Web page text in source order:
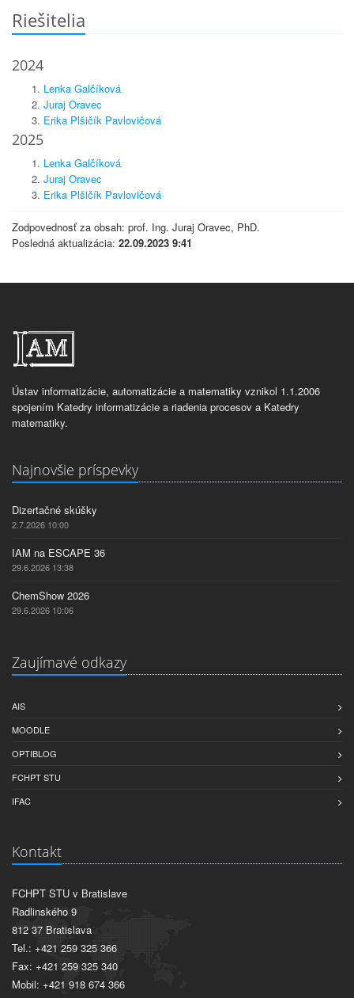
Riešitelia
2024
Lenka Galčíková
Juraj Oravec
Erika Plšičík Pavlovičová
2025
Lenka Galčíková
Juraj Oravec
Erika Plšičík Pavlovičová
Zodpovednosť za obsah: prof. Ing. Juraj Oravec, PhD.
Posledná aktualizácia: 22.09.2023 9:41
Ústav informatizácie, automatizácie a matematiky vznikol 1.1.2006
spojením Katedry informatizácie a riadenia procesov a Katedry
matematiky.
Najnovšie príspevky
Dizertačné skúšky
2.7.2026 10:00
IAM na ESCAPE 36
29.6.2026 13:38
ChemShow 2026
29.6.2026 10:06
Zaujímavé odkazy
AIS
MOODLE
OPTIBLOG
FCHPT STU
IFAC
Kontakt
FCHPT STU v Bratislave
Radlinského 9
812 37 Bratislava
Tel.: +421 259 325 366
Fax: +421 259 325 340
Mobil: +421 918 674 366